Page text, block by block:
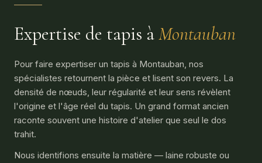
Expertise de tapis àMontauban
Pour faire expertiser un tapis à Montauban, nos
spécialistes retournent la pièce et lisent son revers. La
densité de nœuds, leur régularité et leur sens révèlent
l'origine et l'âge réel du tapis. Un grand format ancien
raconte souvent une histoire d'atelier que seul le dos
trahit.
Nous identifions ensuite la matière — laine robuste ou